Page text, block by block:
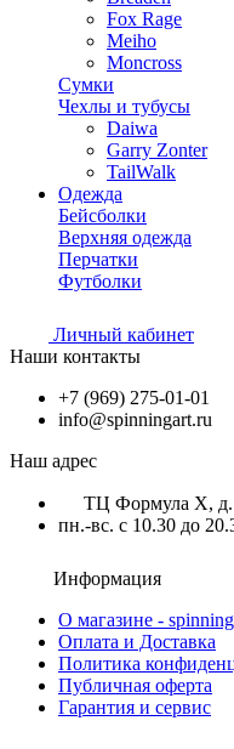
Fox Rage
Meiho
Moncross
Сумки
Чехлы и тубусы
Daiwa
Garry Zonter
TailWalk
Одежда
Бейсболки
Верхняя одежда
Перчатки
Футболки
Личный кабинет
Наши контакты
+7 (969) 275-01-01
info@spinningart.ru
Наш адрес
ТЦ Формула X, д.
пн.-вс. с 10.30 до
Информация
О магазине -
Оплата и Доставка
Политика
Публичная оферта
Гарантия и сервис